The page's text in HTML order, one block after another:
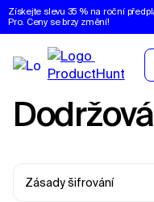
Získejte slevu 35 % na roční
Pro. Ceny se brzy změní!
Zásady šifrování